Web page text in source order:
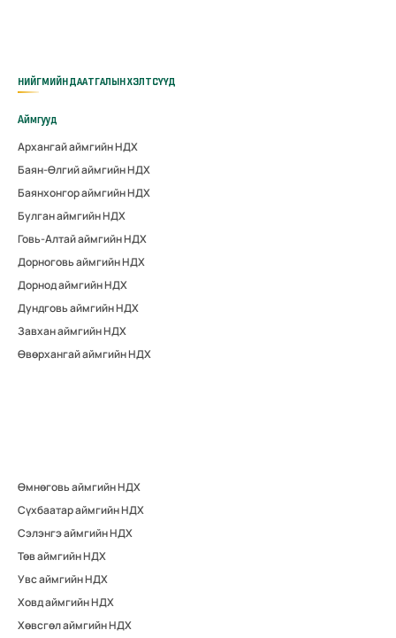
НИЙГМИЙН ДААТГАЛЫН ХЭЛТСҮҮД
Аймгууд
Архангай аймгийн НДХ
Баян-Өлгий аймгийн НДХ
Баянхонгор аймгийн НДХ
Булган аймгийн НДХ
Говь-Алтай аймгийн НДХ
Дорноговь аймгийн НДХ
Дорнод аймгийн НДХ
Дундговь аймгийн НДХ
Завхан аймгийн НДХ
Өвөрхангай аймгийн НДХ
Өмнөговь аймгийн НДХ
Сүхбаатар аймгийн НДХ
Сэлэнгэ аймгийн НДХ
Төв аймгийн НДХ
Увс аймгийн НДХ
Ховд аймгийн НДХ
Хөвсгөл аймгийн НДХ